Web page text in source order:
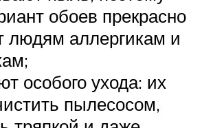
обоев прекрасно
людям аллергикам и
особого ухода: их
пылесосом,